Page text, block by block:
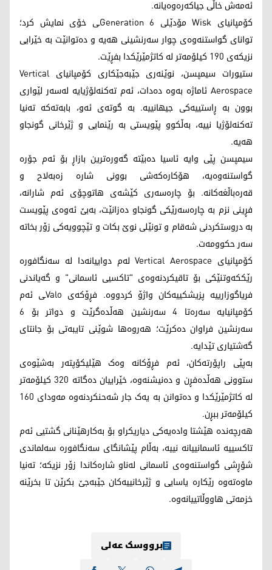
ئەمەش خاڵی جیاکەرەوەیانە.
کۆمپانیای Wisk مۆدێلی Generation 6ـی خۆی نمایش کرد؛
توانای گواستنەوەی چوار سەرنشینی هەیە و دەتوانێت بە خێرایی
نزیکەی 190 کیلۆمەتر لە کاتژمێرێکدا بفڕێت.
ستیورات سیمپسن، نوێنەری جێبەجێکاری کۆمپانیای Vertical
Aerospace ئاماژە بەوە دەدات، ئەم تەکنەلۆژیایە لەسەر لێواری
بوون بە ڕاستییەکی جیهانییە. بە گوتەی ئەو، بابەتەکە تەنیا
تەکنەلۆژیا نییە، بەڵکوو پێویستی بە رێنمایی و ژێرخانی گونجاو
هەیە.
سیمپسن پێی وایە ئاسیا دەبێتە گەورەترین بازاڕ بۆ ئەم جۆرە
گواستنەوەیە، هۆکارەکەشی بوونی شارە زەبەلاح و
قەرەباڵغەکانە. بۆ چارەسەری کێشەی هاتوچۆی ئەم شارانە،
فڕینی نزم بە چارەسەرێکی گونجاو دەزانێت، بەبێ ئەوەی پێویست
بە دروستکردنی شەقام و تونێلی نوێ بکات و تێچوویەکی زۆر بخاتە
سەر حکوومەت.
کۆمپانیای Vertical Aerospace لەم دواییانەدا لە سەنگافورە
رێککەوتنێکی بۆ تاقیکردنەوەی "تاکسیی ئاسمانی" و گەیاندنی
فریاگوزارییە پزیشکییەکان واژۆ کردووە. فڕۆکەی Valoـی ئەم
کۆمپانیایە سەرەتا 4 سەرنشین هەڵدەگرێت و دواتر بۆ 6
سەرنشین فراوان دەکرێت؛ هەروەها شوێنی تایبەتی بۆ جانتای
گەشتیاری تێدایە.
بەپێی راپۆرتەکان، ئەم فڕۆکانە وەک هێلیکۆپتەر بەشێوەی
ستوونی هەڵدەفڕن و دەنیشنەوە، خێراییان دەگاتە 320 کیلۆمەتر
لە کاتژمێرێکدا و دەتوانن بە یەک جار شەحنکردنەوە مەودای 160
کیلۆمەتر ببڕن.
هەرچەندە هێشتا وادەیەکی دیاریکراو بۆ بەکارهێنانی گشتیی ئەم
تاکسییە ئاسمانییانە نییە، بەڵام پێشانگای سەنگافورە سەلماندی
شۆڕشی گواستنەوەی ئاسمانی لەناو شارەکاندا زۆر نزیکە؛ تەنیا
ماوەتەوە رێکارە یاسایی و ژێرخانییەکان جێبەجێ بکرێن تا بخرێنە
خزمەتی هاووڵاتییانەوە.
برووسک عەلی